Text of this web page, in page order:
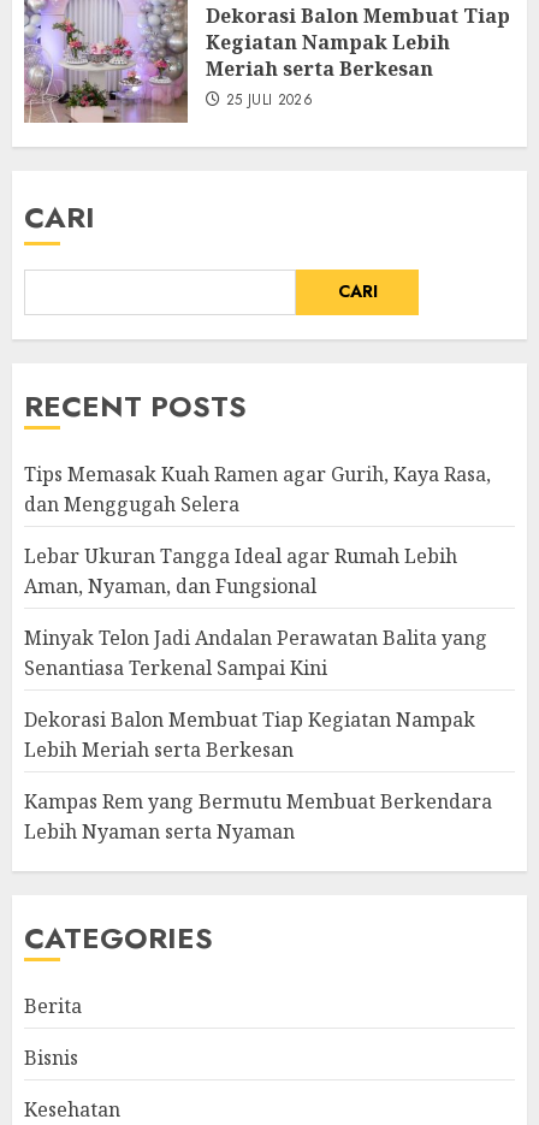
Dekorasi Balon Membuat Tiap
Kegiatan Nampak Lebih
Meriah serta Berkesan
25 JULI 2026
CARI
CARI
RECENT POSTS
Tips Memasak Kuah Ramen agar Gurih, Kaya Rasa,
dan Menggugah Selera
Lebar Ukuran Tangga Ideal agar Rumah Lebih
Aman, Nyaman, dan Fungsional
Minyak Telon Jadi Andalan Perawatan Balita yang
Senantiasa Terkenal Sampai Kini
Dekorasi Balon Membuat Tiap Kegiatan Nampak
Lebih Meriah serta Berkesan
Kampas Rem yang Bermutu Membuat Berkendara
Lebih Nyaman serta Nyaman
CATEGORIES
Berita
Bisnis
Kesehatan